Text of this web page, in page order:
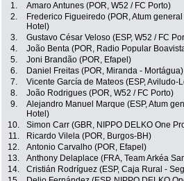
1. Amaro Antunes (POR, W52 / FC Porto)
2.
Frederico Figueiredo (POR, Atum
Hotel)
3. Gustavo César Veloso (ESP, W52 / FC
4.
João Benta (POR, Radio Popular
5.
Joni Brandão (POR, Efapel)
6.
Daniel Freitas (POR, Miranda - Mortágua)
7.
Vicente García de Mateos (ESP, Aviludo-
8.
João Rodrigues (POR, W52 / FC Porto)
9.
Alejandro Manuel Marque (ESP, Atum
Hotel)
10. Simon Carr (GBR, NIPPO DELKO One
11.
Ricardo Vilela (POR, Burgos-BH)
12.
Antonio Carvalho (POR, Efapel)
13.
Anthony Delaplace (FRA, Team Arkéa
14.
Cristián Rodríguez (ESP, Caja Rural -